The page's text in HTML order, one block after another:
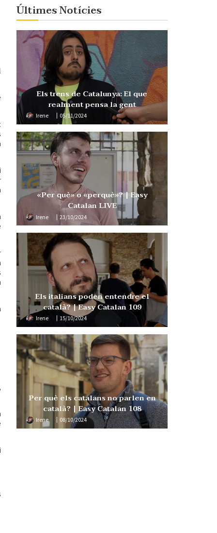
Últimes Notícies
Els trens de Catalunya: El que
realment pensa la gent
Irene 05/11/2024
«Per què» o «perquè»? | Easy
Catalan LIVE
Irene 23/10/2024
Els italians poden entendre el
català? | Easy Catalan 109
Irene 15/10/2024
Per què els catalans no parlen en
català? | Easy Catalan 108
Irene 08/10/2024